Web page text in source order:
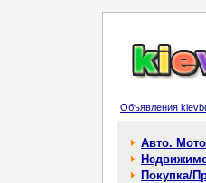
Объявления
Авто.
Покупка/